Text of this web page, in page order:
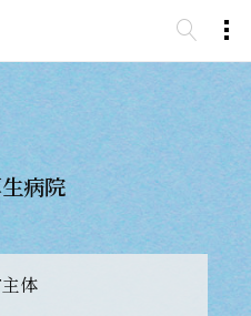
病院
体